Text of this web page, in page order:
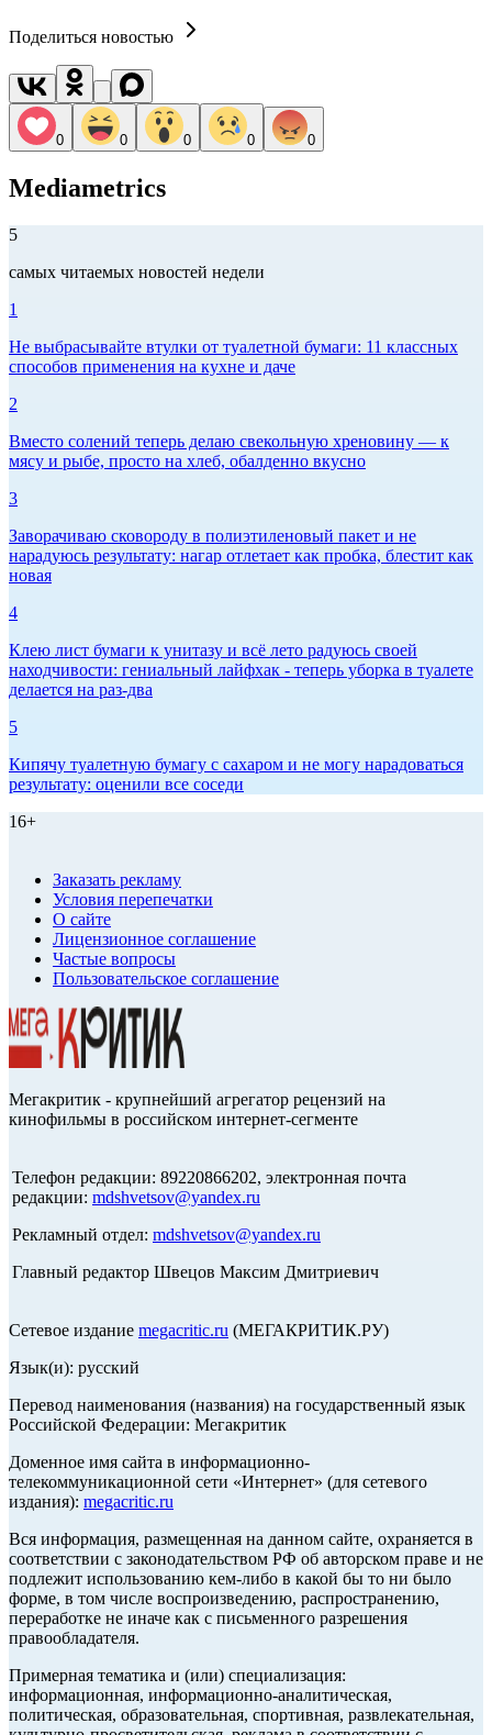
Поделиться новостью
0 0 0 0 0
Mediametrics
5
самых читаемых новостей недели
1
Не выбрасывайте втулки от туалетной бумаги: 11 классных
способов применения на кухне и даче
2
Вместо солений теперь делаю свекольную хреновину — к
мясу и рыбе, просто на хлеб, обалденно вкусно
3
Заворачиваю сковороду в полиэтиленовый пакет и не
нарадуюсь результату: нагар отлетает как пробка, блестит как
новая
4
Клею лист бумаги к унитазу и всё лето радуюсь своей
находчивости: гениальный лайфхак - теперь уборка в туалете
делается на раз-два
5
Кипячу туалетную бумагу с сахаром и не могу нарадоваться
результату: оценили все соседи
16+
Заказать рекламу
Условия перепечатки
О сайте
Лицензионное соглашение
Частые вопросы
Пользовательское соглашение
Мегакритик - крупнейший агрегатор рецензий на
кинофильмы в российском интернет-сегменте
Телефон редакции: 89220866202, электронная почта
редакции: mdshvetsov@yandex.ru
Рекламный отдел: mdshvetsov@yandex.ru
Главный редактор Швецов Максим Дмитриевич
Сетевое издание megacritic.ru (МЕГАКРИТИК.РУ)
Язык(и): русский
Перевод наименования (названия) на государственный язык
Российской Федерации: Мегакритик
Доменное имя сайта в информационно-
телекоммуникационной сети «Интернет» (для сетевого
издания): megacritic.ru
Вся информация, размещенная на данном сайте, охраняется в
соответствии с законодательством РФ об авторском праве и не
подлежит использованию кем-либо в какой бы то ни было
форме, в том числе воспроизведению, распространению,
переработке не иначе как с письменного разрешения
правообладателя.
Примерная тематика и (или) специализация:
информационная, информационно-аналитическая,
политическая, образовательная, спортивная, развлекательная,